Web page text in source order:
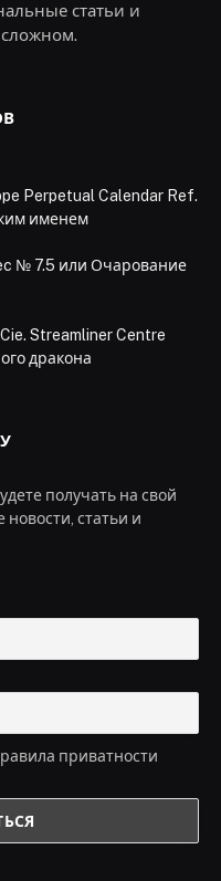
статьи и
Perpetual Calendar Ref.
именем
№ 7.5 или Очарование
Streamliner Centre
дракона
получать на свой
статьи и
приватности